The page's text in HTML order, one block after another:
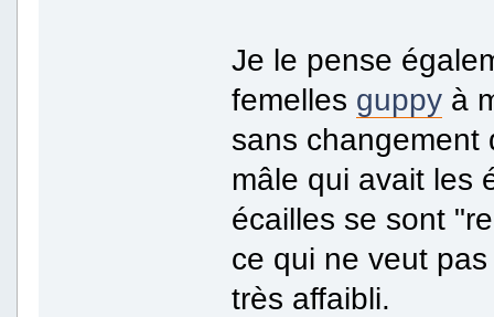
Je le pense
femelles guppyà
sans
mâle qui avait les
écailles se sont
ce qui ne veut
très affaibli.